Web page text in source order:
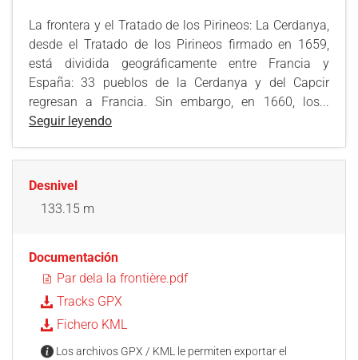
La frontera y el Tratado de los Pirineos: La Cerdanya,
desde el Tratado de los Pirineos firmado en 1659,
está dividida geográficamente entre Francia y
España: 33 pueblos de la Cerdanya y del Capcir
regresan a Francia. Sin embargo, en 1660, los...
Seguir leyendo
Desnivel
133.15 m
Documentación
Par dela la frontière.pdf
Tracks GPX
Fichero KML
Los archivos GPX / KML le permiten exportar el